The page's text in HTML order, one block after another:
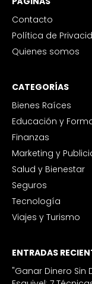
Contacto
Política de
Quienes somos
CATEGORÍAS
Bienes Raíces
Educación y
Finanzas
Marketing y
Salud y Bienestar
Seguros
Tecnología
Viajes y Turismo
ENTRADAS
"Ganar Dinero Sin